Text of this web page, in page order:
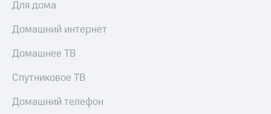
Для дома
Домашний интернет
Домашнее ТВ
Спутниковое ТВ
Домашний телефон